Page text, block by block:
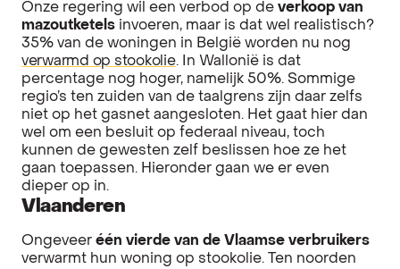
Onze regering wil een verbod op de verkoop van
mazoutketels invoeren, maar is dat wel realistisch?
35% van de woningen in België worden nu nog
verwarmd op stookolie. In Wallonië is dat
percentage nog hoger, namelijk 50%. Sommige
regio’s ten zuiden van de taalgrens zijn daar zelfs
niet op het gasnet aangesloten. Het gaat hier dan
wel om een besluit op federaal niveau, toch
kunnen de gewesten zelf beslissen hoe ze het
gaan toepassen. Hieronder gaan we er even
dieper op in.
Vlaanderen
Ongeveer één vierde van de Vlaamse verbruikers
verwarmt hun woning op stookolie. Ten noorden